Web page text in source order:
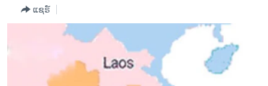
ໂລກ
ອິດສະຫຼະພາບດ້ານການຂ່າວ
ຊີວິດຊາວລາວ
ແຊຣ໌